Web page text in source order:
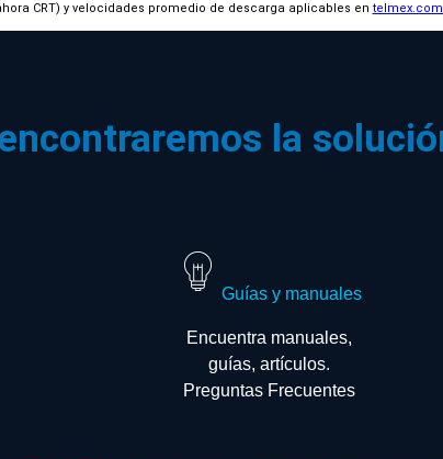
CRT) y velocidades promedio de descarga aplicables en
la
Guías y manuales
Encuentra manuales,
guías, artículos.
Preguntas Frecuentes